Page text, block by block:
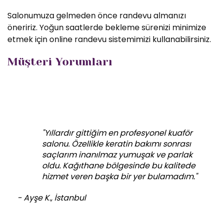
Salonumuza gelmeden önce randevu almanızı
öneririz. Yoğun saatlerde bekleme sürenizi minimize
etmek için online randevu sistemimizi kullanabilirsiniz.
Müşteri Yorumları
"Yıllardır gittiğim en profesyonel kuaför
salonu. Özellikle keratin bakımı sonrası
saçlarım inanılmaz yumuşak ve parlak
oldu. Kağıthane bölgesinde bu kalitede
hizmet veren başka bir yer bulamadım."
- Ayşe K., İstanbul